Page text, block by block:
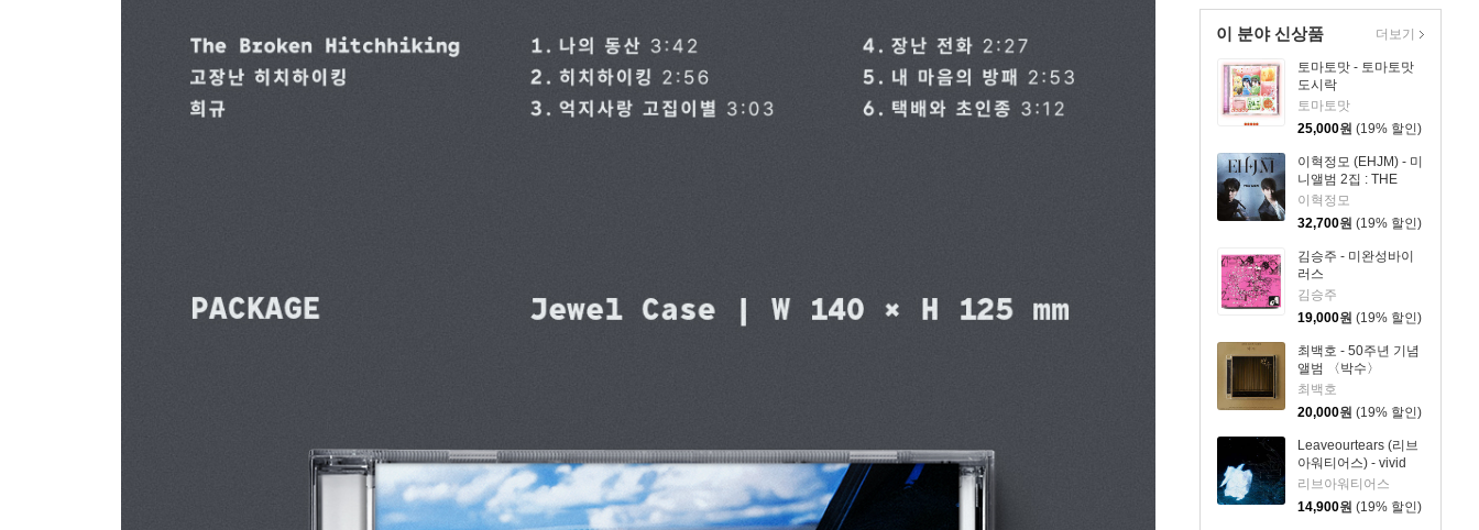
이 분야 신상품
토마토맛 - 토마토맛
도시락
토마토맛
25,000원 (19% 할인)
이혁정모 (EHJM) - 미
니앨범 2집 : THE
MEN
이혁정모
32,700원 (19% 할인)
김승주 - 미완성바이
러스
김승주
19,000원 (19% 할인)
최백호 - 50주년 기념
앨범 〈박수〉
최백호
20,000원 (19% 할인)
Leaveourtears (리브
아워티어스) - vivid
pillow
리브아워티어스
14,900원 (19% 할인)
더보기